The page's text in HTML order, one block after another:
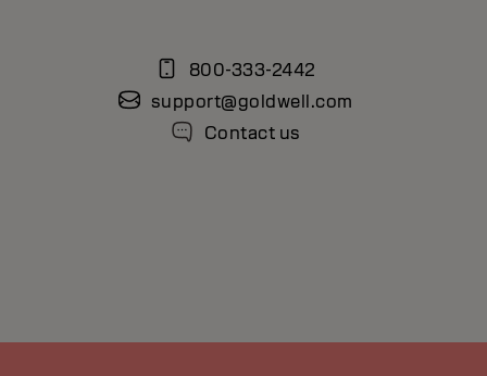
800-333-2442
support@goldwell.com
Contact us